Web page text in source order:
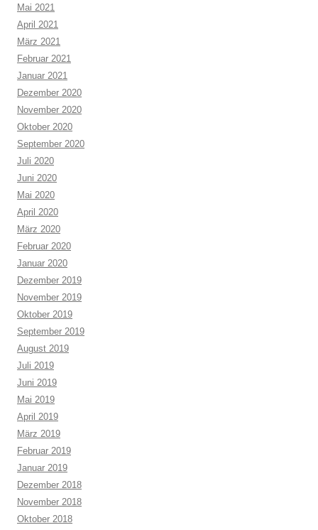
Mai 2021
April 2021
März 2021
Februar 2021
Januar 2021
Dezember 2020
November 2020
Oktober 2020
September 2020
Juli 2020
Juni 2020
Mai 2020
April 2020
März 2020
Februar 2020
Januar 2020
Dezember 2019
November 2019
Oktober 2019
September 2019
August 2019
Juli 2019
Juni 2019
Mai 2019
April 2019
März 2019
Februar 2019
Januar 2019
Dezember 2018
November 2018
Oktober 2018